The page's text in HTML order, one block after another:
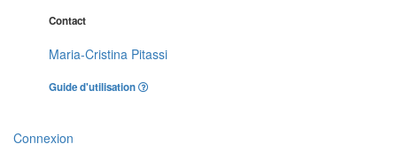
Contact
Maria-Cristina Pitassi
Guide d'utilisation
Connexion